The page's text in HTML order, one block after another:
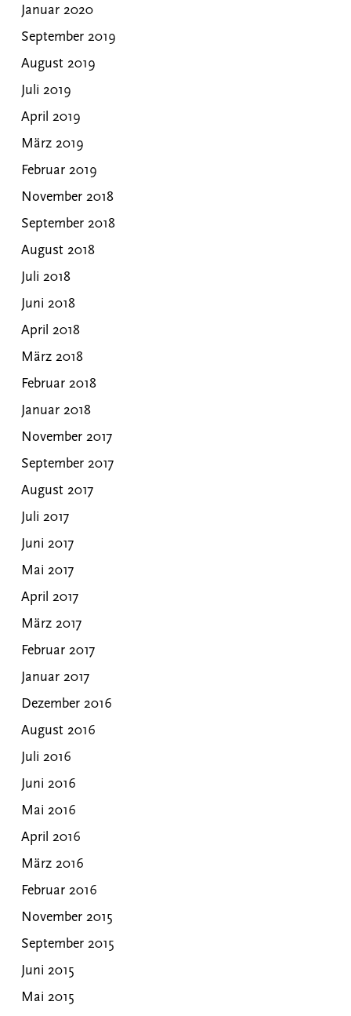
Januar 2020
September 2019
August 2019
Juli 2019
April 2019
März 2019
Februar 2019
November 2018
September 2018
August 2018
Juli 2018
Juni 2018
April 2018
März 2018
Februar 2018
Januar 2018
November 2017
September 2017
August 2017
Juli 2017
Juni 2017
Mai 2017
April 2017
März 2017
Februar 2017
Januar 2017
Dezember 2016
August 2016
Juli 2016
Juni 2016
Mai 2016
April 2016
März 2016
Februar 2016
November 2015
September 2015
Juni 2015
Mai 2015